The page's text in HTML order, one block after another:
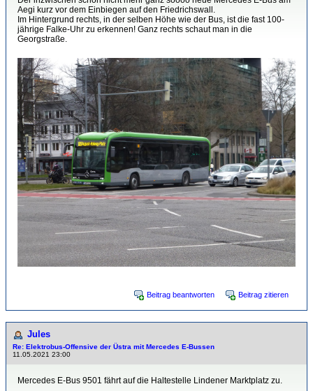
Aegi kurz vor dem Einbiegen auf den Friedrichswall.
Im Hintergrund rechts, in der selben Höhe wie der Bus, ist die fast 100-
jährige Falke-Uhr zu erkennen! Ganz rechts schaut man in die
Georgstraße.
Beitrag beantworten Beitrag zitieren
Jules
Re: Elektrobus-Offensive der Üstra mit Mercedes E-Bussen
11.05.2021 23:00
Mercedes E-Bus 9501 fährt auf die Haltestelle Lindener Marktplatz zu.